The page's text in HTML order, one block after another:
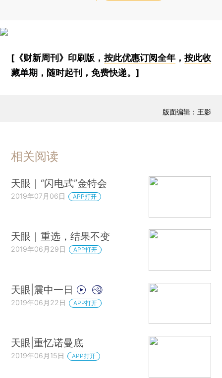
[《财新周刊》印刷版， 按此优惠订阅全年， 按此收
藏单期 ，随时起刊，免费快递。]
版面编辑：王影
相关阅读
天眼｜“闪电式”金特会
2019年07月06日 APP打开
天眼｜重选，结果不变
2019年06月29日 APP打开
天眼|震中一日
2019年06月22日 APP打开
天眼|重忆诺曼底
2019年06月15日 APP打开